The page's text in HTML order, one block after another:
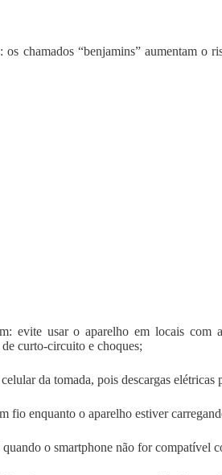
os chamados “benjamins” aumentam o
evite usar o aparelho em locais com
curto-circuito e choques;
da tomada, pois descargas elétricas
fio enquanto o aparelho estiver
o smartphone não for compatível